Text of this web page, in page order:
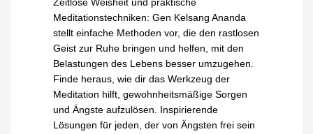
Zeitlose Weisheit und praktische
Meditationstechniken: Gen Kelsang Ananda
stellt einfache Methoden vor, die den rastlosen
Geist zur Ruhe bringen und helfen, mit den
Belastungen des Lebens besser umzugehen.
Finde heraus, wie dir das Werkzeug der
Meditation hilft, gewohnheitsmäßige Sorgen
und Ängste aufzulösen. Inspirierende
Lösungen für jeden, der von Ängsten frei sein